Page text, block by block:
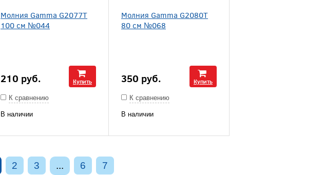
Молния Gamma G2077T
100 см №044
210 руб. Купить
К сравнению
В наличии
Молния Gamma G2080T
80 см №068
350 руб. Купить
К сравнению
В наличии
2 3 ... 6 7